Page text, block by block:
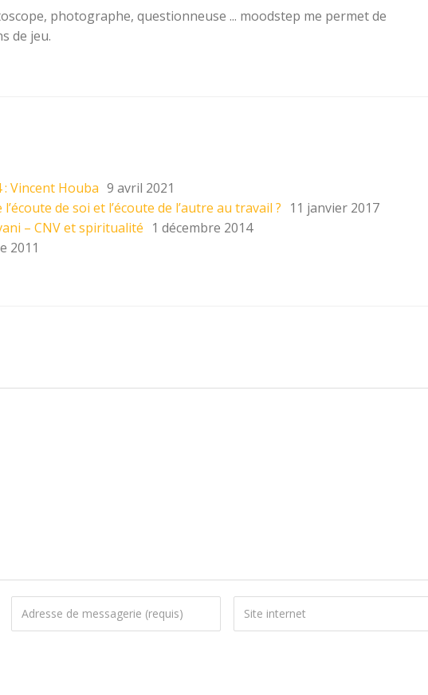
photographe, questionneuse ... moodstep me permet de
de jeu.
Vincent Houba 9 avril 2021
de soi et l’écoute de l’autre au travail ? 11 janvier 2017
– CNV et spiritualité 1 décembre 2014
2011